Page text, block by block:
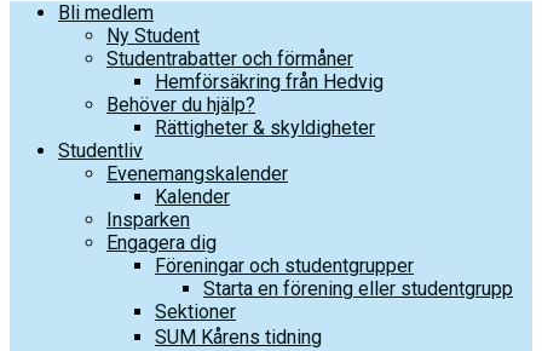
Bli medlem
Ny Student
Studentrabatter och förmåner
Hemförsäkring från Hedvig
Behöver du hjälp?
Rättigheter & skyldigheter
Studentliv
Evenemangskalender
Kalender
Insparken
Engagera dig
Föreningar och studentgrupper
Starta en förening eller studentgrupp
Sektioner
SUM Kårens tidning